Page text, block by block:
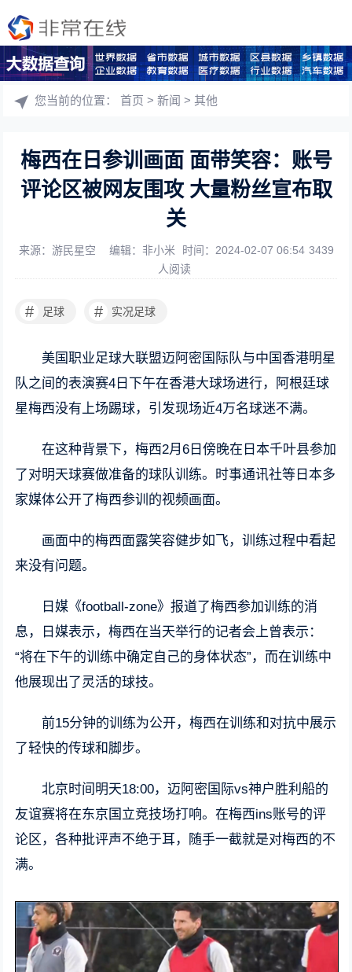
您当前的位置：首页 >新闻 >其他
梅西在日参训画面 面带笑容：账号
评论区被网友围攻 大量粉丝宣布取
关
来源：游民星空 编辑：非小米 时间：2024-02-07 06:54 3439
人阅读
# 足球 # 实况足球
美国职业足球大联盟迈阿密国际队与中国香港明星
队之间的表演赛4日下午在香港大球场进行，阿根廷球
星梅西没有上场踢球，引发现场近4万名球迷不满。
在这种背景下，梅西2月6日傍晚在日本千叶县参加
了对明天球赛做准备的球队训练。时事通讯社等日本多
家媒体公开了梅西参训的视频画面。
画面中的梅西面露笑容健步如飞，训练过程中看起
来没有问题。
日媒《football-zone》报道了梅西参加训练的消
息，日媒表示，梅西在当天举行的记者会上曾表示：
“将在下午的训练中确定自己的身体状态”，而在训练中
他展现出了灵活的球技。
前15分钟的训练为公开，梅西在训练和对抗中展示
了轻快的传球和脚步。
北京时间明天18:00，迈阿密国际vs神户胜利船的
友谊赛将在东京国立竞技场打响。在梅西ins账号的评
论区，各种批评声不绝于耳，随手一截就是对梅西的不
满。